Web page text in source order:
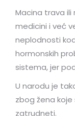
Macina trava
medicini i već
neplodnosti
hormonskih
sistema, jer
U narodu je
zbog žena
zatrudneti.